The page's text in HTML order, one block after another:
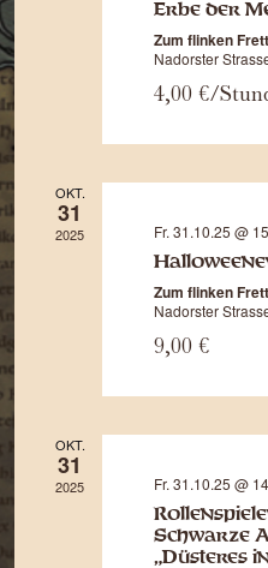
Erbe der
Zum flinken
Nadorster
4,00 €/
OKT.
31
2025 Fr. 31.10.25 @
Zum flinken
Nadorster
9,00 €
OKT.
31
2025 Fr. 31.10.25 @
Schwarze
„Düsteres